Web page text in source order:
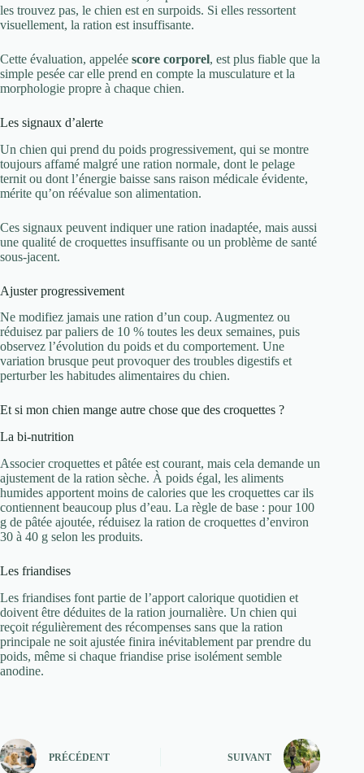
les trouvez pas, le chien est en surpoids. Si elles ressortent
visuellement, la ration est insuffisante.
Cette évaluation, appelée score corporel, est plus fiable que la
simple pesée car elle prend en compte la musculature et la
morphologie propre à chaque chien.
Les signaux d’alerte
Un chien qui prend du poids progressivement, qui se montre
toujours affamé malgré une ration normale, dont le pelage
ternit ou dont l’énergie baisse sans raison médicale évidente,
mérite qu’on réévalue son alimentation.
Ces signaux peuvent indiquer une ration inadaptée, mais aussi
une qualité de croquettes insuffisante ou un problème de santé
sous-jacent.
Ajuster progressivement
Ne modifiez jamais une ration d’un coup. Augmentez ou
réduisez par paliers de 10 % toutes les deux semaines, puis
observez l’évolution du poids et du comportement. Une
variation brusque peut provoquer des troubles digestifs et
perturber les habitudes alimentaires du chien.
Et si mon chien mange autre chose que des croquettes ?
La bi-nutrition
Associer croquettes et pâtée est courant, mais cela demande un
ajustement de la ration sèche. À poids égal, les aliments
humides apportent moins de calories que les croquettes car ils
contiennent beaucoup plus d’eau. La règle de base : pour 100
g de pâtée ajoutée, réduisez la ration de croquettes d’environ
30 à 40 g selon les produits.
Les friandises
Les friandises font partie de l’apport calorique quotidien et
doivent être déduites de la ration journalière. Un chien qui
reçoit régulièrement des récompenses sans que la ration
principale ne soit ajustée finira inévitablement par prendre du
poids, même si chaque friandise prise isolément semble
anodine.
PRÉCÉDENT SUIVANT